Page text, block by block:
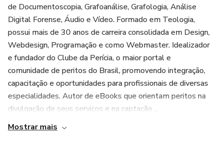
de Documentoscopia, Grafoanálise, Grafologia, Análise
Digital Forense, Áudio e Vídeo. Formado em Teologia,
possui mais de 30 anos de carreira consolidada em Design,
Webdesign, Programação e como Webmaster. Idealizador
e fundador do Clube da Perícia, o maior portal e
comunidade de peritos do Brasil, promovendo integração,
capacitação e oportunidades para profissionais de diversas
especialidades. Autor de eBooks que orientam peritos na
divulgação de seus serviços e na captação ...
Mostrar mais